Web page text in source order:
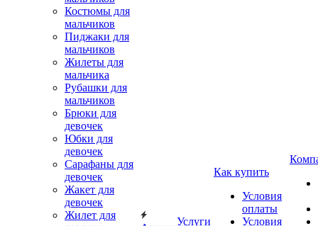
Костюмы для
мальчиков
Пиджаки для
мальчиков
Жилеты для
мальчика
Рубашки для
мальчиков
Брюки для
девочек
Юбки для
девочек
Сарафаны для
девочек
Жакет для
девочек
Жилет для
Услуги
Как купить
Условия
оплаты
Условия